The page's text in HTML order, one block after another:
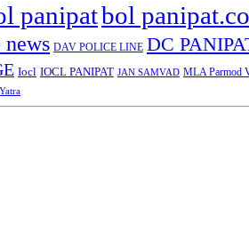
panipatbol
DAV POLICE LINE DC
Iocl IOCL PANIPAT JAN SAMVAD MLA Parmod